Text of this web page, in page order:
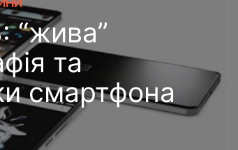
“жива”
та
смартфона